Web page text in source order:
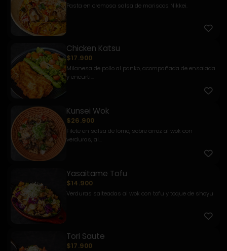
Pasta en cremosa salsa de mariscos Nikkei.
Chicken Katsu
$17.900
Milanesa de pollo al panko, acompañada de ensalada
y encurti...
Kunsei Wok
$26.900
Filete en salsa de lomo, sobre arroz al wok con
verduras, al...
Yasaitame Tofu
$14.900
Verduras salteadas al wok con tofu y toque de shoyu
Tori Saute
$17.900